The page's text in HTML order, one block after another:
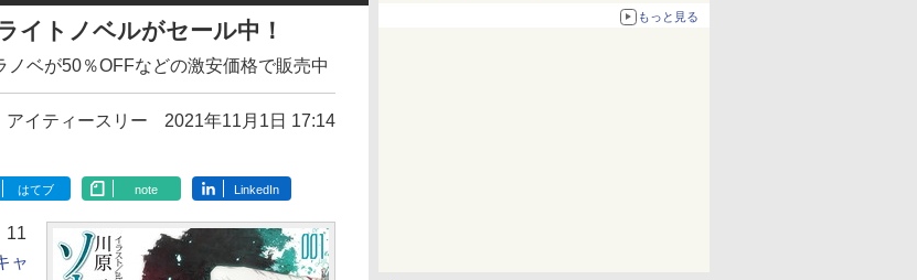
もっと見る
イトノベルがセール中！
ノベが50％OFFなどの激安価格で販売中
アイティースリー 2021年11月1日 17:14
はてブ note LinkedIn
11
ャ